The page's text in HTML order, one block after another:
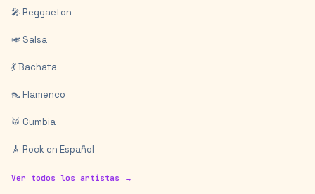
🎤 Reggaeton
🎺 Salsa
💃 Bachata
👠 Flamenco
🥁 Cumbia
🎸 Rock en Español
Ver todos los artistas →